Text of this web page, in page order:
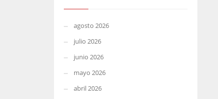
agosto 2026
julio 2026
junio 2026
mayo 2026
abril 2026